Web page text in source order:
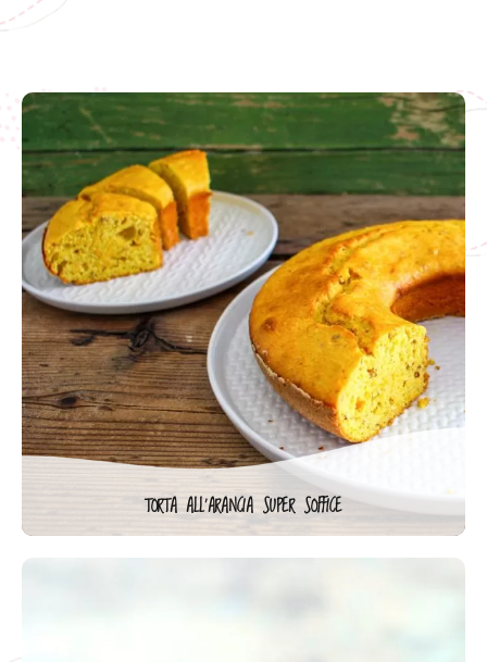
TORTA ALL’ARANCIA SUPER SOFFICE